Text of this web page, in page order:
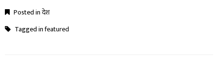
Posted inदेश
Tagged infeatured